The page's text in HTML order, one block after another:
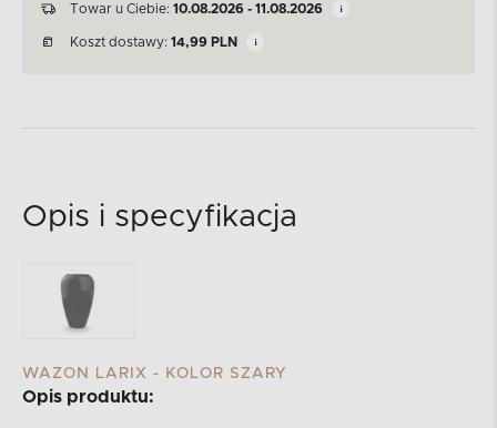
Towar u Ciebie: 10.08.2026 - 11.08.2026
Koszt dostawy: 14,99 PLN
Opis i specyfikacja
WAZON LARIX - KOLOR SZARY
Opis produktu: